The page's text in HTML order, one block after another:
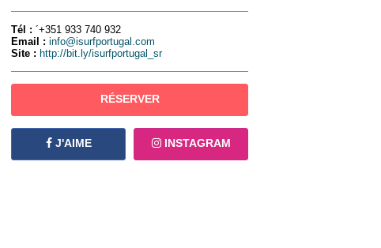
Tél : ´+351 933 740 932
Email : info@isurfportugal.com
Site : http://bit.ly/isurfportugal_sr
RÉSERVER
J'AIME INSTAGRAM